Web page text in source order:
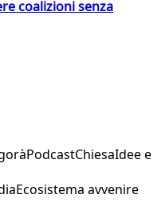
coalizioni senza
PodcastChiesaIdee e
Ecosistema avvenire